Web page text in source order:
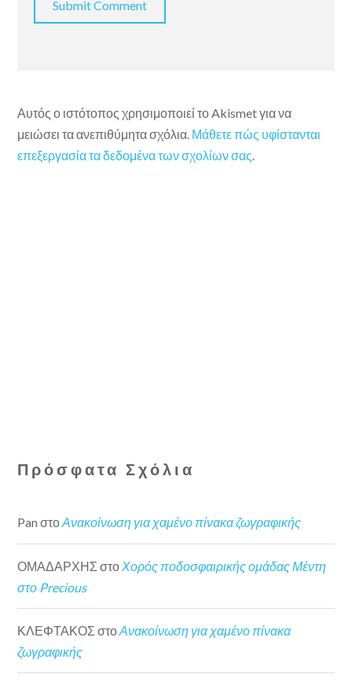
Αυτός ο ιστότοπος χρησιμοποιεί το Akismet για να
μειώσει τα ανεπιθύμητα σχόλια. Μάθετε πώς υφίστανται
επεξεργασία τα δεδομένα των σχολίων σας
Πρόσφατα Σχόλια
Pan στοΑνακοίνωση για χαμένο πίνακα ζωγραφικής
ΟΜΑΔΑΡΧΗΣ στο Χορός ποδοσφαιρικής ομάδας Μέντη
στο Precious
ΚΛΕΦΤΑΚΟΣ στοΑνακοίνωση για χαμένο πίνακα
ζωγραφικής